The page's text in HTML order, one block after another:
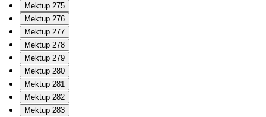
Mektup 275
Mektup 276
Mektup 277
Mektup 278
Mektup 279
Mektup 280
Mektup 281
Mektup 282
Mektup 283